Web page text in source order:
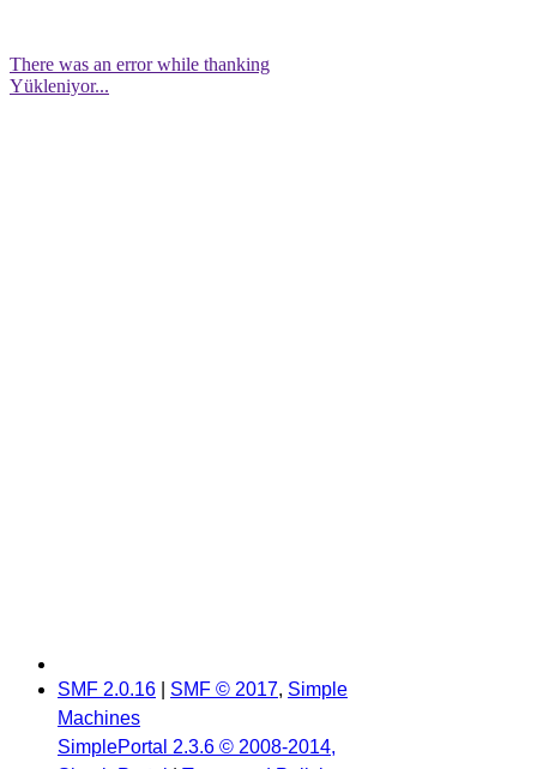
There was an error while thanking
Yükleniyor...
SMF 2.0.16 SMF © 2017, Simple
Machines
SimplePortal 2.3.6 © 2008-2014,